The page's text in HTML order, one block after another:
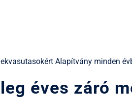
Alapítvány minden
éves záró